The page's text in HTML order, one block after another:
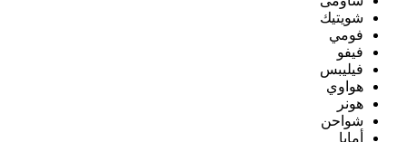
شويتيك
فومي
فيفو
فيليبس
هواوي
هونر
شواحن
أمايا